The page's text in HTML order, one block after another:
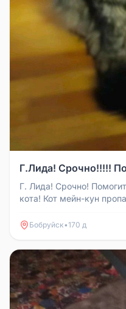
Г.Лида! Срочно!!!!!
Г. Лида! Срочно!
кота! Кот мейн-кун
Бобруйск•170 д